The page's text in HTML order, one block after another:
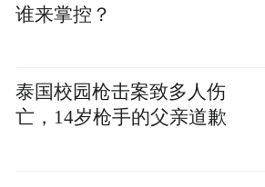
谁来掌控？
泰国校园枪击案致多人伤
亡，14岁枪手的父亲道歉